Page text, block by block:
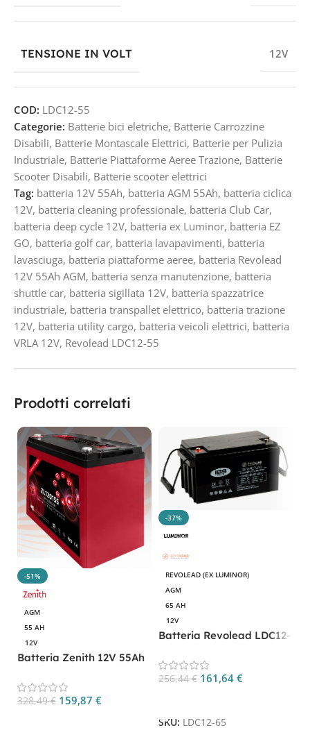
TENSIONE IN VOLT 12V
COD: LDC12-55
Categorie: Batterie bici eletriche, Batterie Carrozzine
Disabili, Batterie Montascale Elettrici, Batterie per Pulizia
Industriale, Batterie Piattaforme Aeree Trazione, Batterie
Scooter Disabili, Batterie scooter elettrici
Tag: batteria 12V 55Ah, batteria AGM 55Ah, batteria ciclica
12V, batteria cleaning professionale, batteria Club Car,
batteria deep cycle 12V, batteria ex Luminor, batteria EZ
GO, batteria golf car, batteria lavapavimenti, batteria
lavasciuga, batteria piattaforme aeree, batteria Revolead
12V 55Ah AGM, batteria senza manutenzione, batteria
shuttle car, batteria sigillata 12V, batteria spazzatrice
industriale, batteria transpallet elettrico, batteria trazione
12V, batteria utility cargo, batteria veicoli elettrici, batteria
VRLA 12V, Revolead LDC12-55
Prodotti correlati
-51%
AGM
55 AH
12V
Batteria Zenith 12V 55Ah
ZL120155
328,49€ 159,87 €
-37%
REVOLEAD (EX LUMINOR)
AGM
65 AH
12V
Batteria Revolead LDC12-
Cycle
256,44€ 161,64 €
SKU: LDC12-65